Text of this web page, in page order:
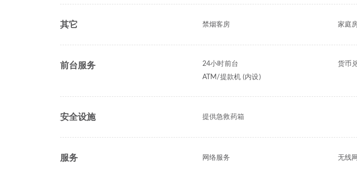
其它 禁烟客房 家庭
前台服务 24小时前台 货币
ATM/提款机 (内设)
安全设施 提供急救药箱
服务 网络服务 无线